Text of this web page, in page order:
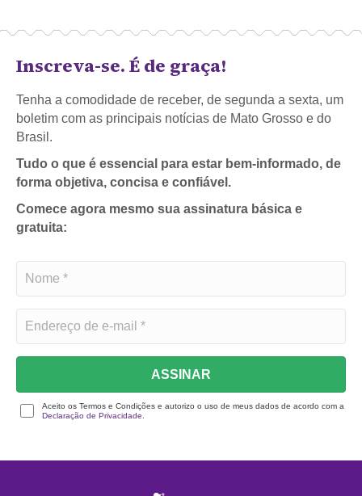
Inscreva-se. É de graça!
Tenha a comodidade de receber, de segunda a sexta, um
boletim com as principais notícias de Mato Grosso e do
Brasil.
Tudo o que é essencial para estar bem-informado, de
forma objetiva, concisa e confiável.
Comece agora mesmo sua assinatura básica e
gratuita:
ASSINAR
Aceito os Termos e Condições e autorizo o uso de meus dados de acordo com a
Declaração de Privacidade.